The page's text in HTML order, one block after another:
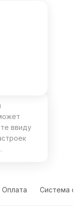
ввиду
Оплата Система